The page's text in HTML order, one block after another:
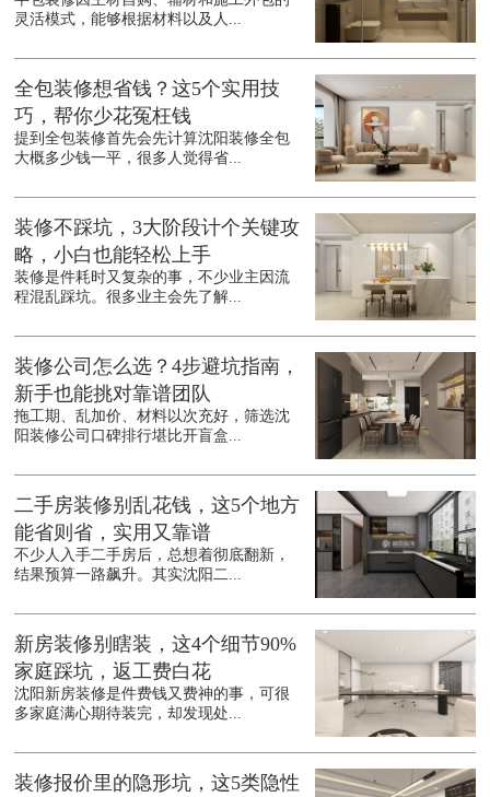
灵活模式，能够根据材料以及人...
全包装修想省钱？这5个实用技
巧，帮你少花冤枉钱
提到全包装修首先会先计算沈阳装修全包
大概多少钱一平，很多人觉得省...
装修不踩坑，3大阶段计个关键攻
略，小白也能轻松上手
装修是件耗时又复杂的事，不少业主因流
程混乱踩坑。很多业主会先了解...
装修公司怎么选？4步避坑指南，
新手也能挑对靠谱团队
拖工期、乱加价、材料以次充好，筛选沈
阳装修公司口碑排行堪比开盲盒...
二手房装修别乱花钱，这5个地方
能省则省，实用又靠谱
不少人入手二手房后，总想着彻底翻新，
结果预算一路飙升。其实沈阳二...
新房装修别瞎装，这4个细节90%
家庭踩坑，返工费白花
沈阳新房装修是件费钱又费神的事，可很
多家庭满心期待装完，却发现处...
装修报价里的隐形坑，这5类隐性